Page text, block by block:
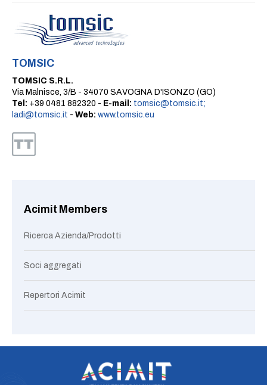
TOMSIC
TOMSIC S.R.L.
Via Malnisce, 3/B - 34070 SAVOGNA D'ISONZO (GO)
Tel: +39 0481 882320 - E-mail: tomsic@tomsic.it;
ladi@tomsic.it - Web: www.tomsic.eu
Acimit Members
Ricerca Azienda/Prodotti
Soci aggregati
Repertori Acimit